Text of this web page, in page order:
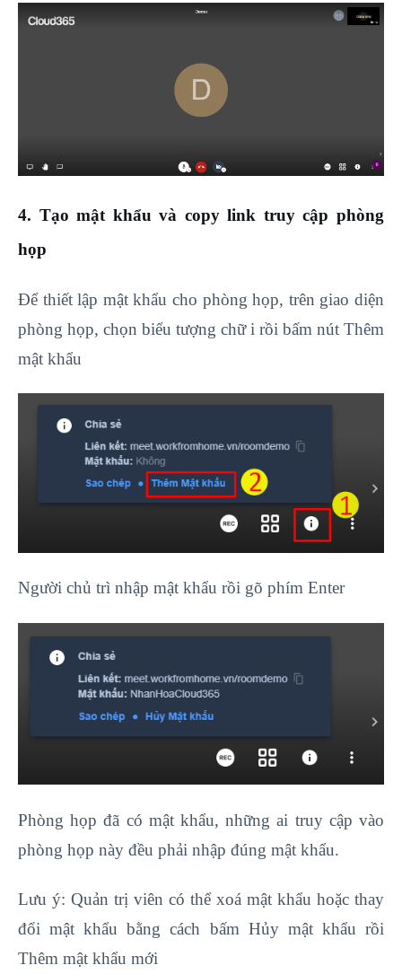
4. Tạo mật khẩu và copy link truy cập phòng
họp
Để thiết lập mật khẩu cho phòng họp, trên giao diện
phòng họp, chọn biểu tượng chữ i rồi bấm nút Thêm
mật khẩu
Người chủ trì nhập mật khẩu rồi gõ phím Enter
Phòng họp đã có mật khẩu, những ai truy cập vào
phòng họp này đều phải nhập đúng mật khẩu.
Lưu ý: Quản trị viên có thể xoá mật khẩu hoặc thay
đổi mật khẩu bằng cách bấm Hủy mật khẩu rồi
Thêm mật khẩu mới